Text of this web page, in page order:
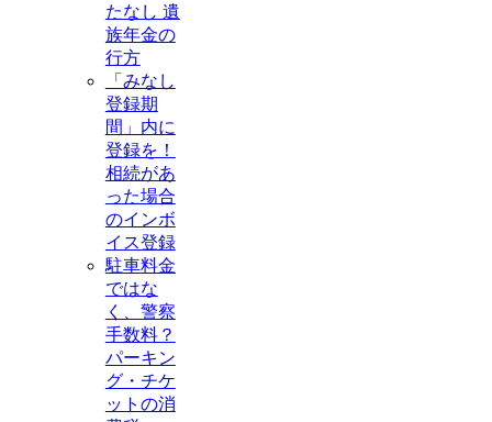
たなし 遺
族年金の
行方
「みなし
登録期
間」内に
登録を！
相続があ
った場合
のインボ
イス登録
駐車料金
ではな
く、警察
手数料？
パーキン
グ・チケ
ットの消